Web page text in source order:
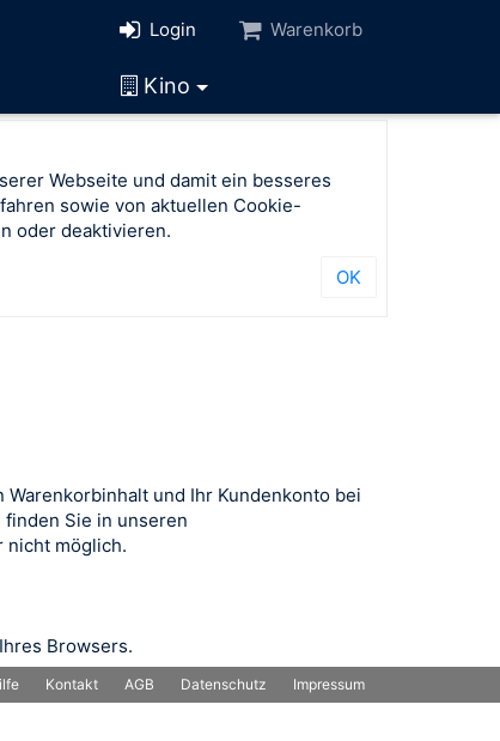
Login Warenkorb
Kino
Webseite und damit ein besseres
sowie von aktuellen Cookie-
oder deaktivieren.
OK
und Ihr Kundenkonto bei
Sie in unseren
nicht möglich.
Browsers.
Kontakt AGB Datenschutz Impressum